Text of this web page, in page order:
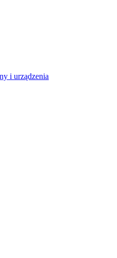
i urządzenia